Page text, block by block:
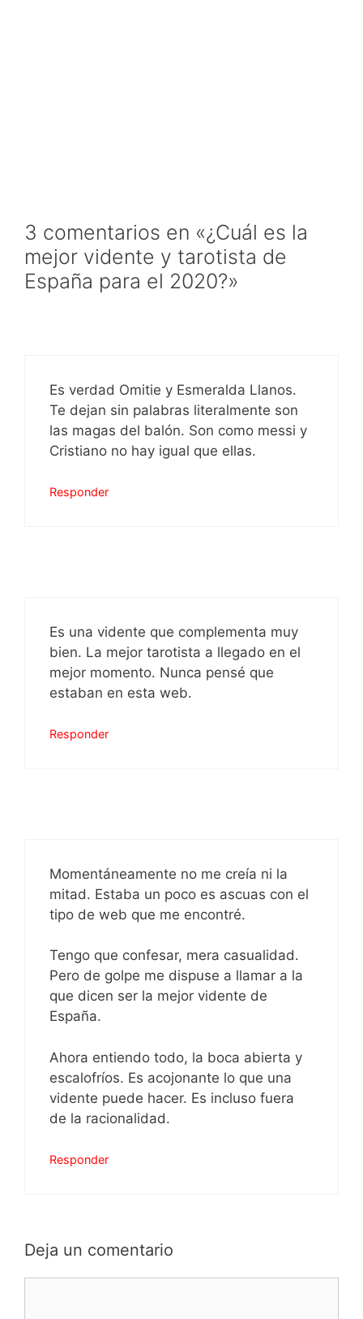
3 comentarios en «¿Cuál es la
mejor vidente y tarotista de
España para el 2020?»
Es verdad Omitie y Esmeralda Llanos.
Te dejan sin palabras literalmente son
las magas del balón. Son como messi y
Cristiano no hay igual que ellas.
Responder
Es una vidente que complementa muy
bien. La mejor tarotista a llegado en el
mejor momento. Nunca pensé que
estaban en esta web.
Responder
Momentáneamente no me creía ni la
mitad. Estaba un poco es ascuas con el
tipo de web que me encontré.
Tengo que confesar, mera casualidad.
Pero de golpe me dispuse a llamar a la
que dicen ser la mejor vidente de
España.
Ahora entiendo todo, la boca abierta y
escalofríos. Es acojonante lo que una
vidente puede hacer. Es incluso fuera
de la racionalidad.
Responder
Deja un comentario